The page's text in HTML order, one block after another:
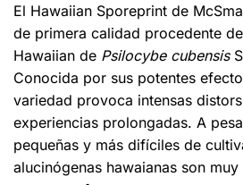
El Hawaiian Sporeprint de
de primera calidad procedente
Hawaiian de Psilocybe cubensis
Conocida por sus potentes
variedad provoca intensas
experiencias prolongadas. A
pequeñas y más difíciles de
alucinógenas hawaianas son